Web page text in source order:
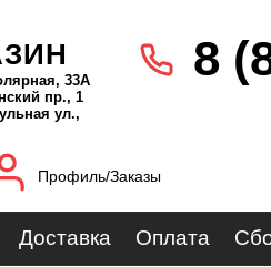
33А
пр., 1
ул.,
8
Профиль/Заказы
Доставка Оплата